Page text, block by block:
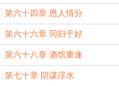
第六十四章 恩人情分
第六十六章 同归于好
第六十八章 酒馆重逢
第七十章 阴谋浮水